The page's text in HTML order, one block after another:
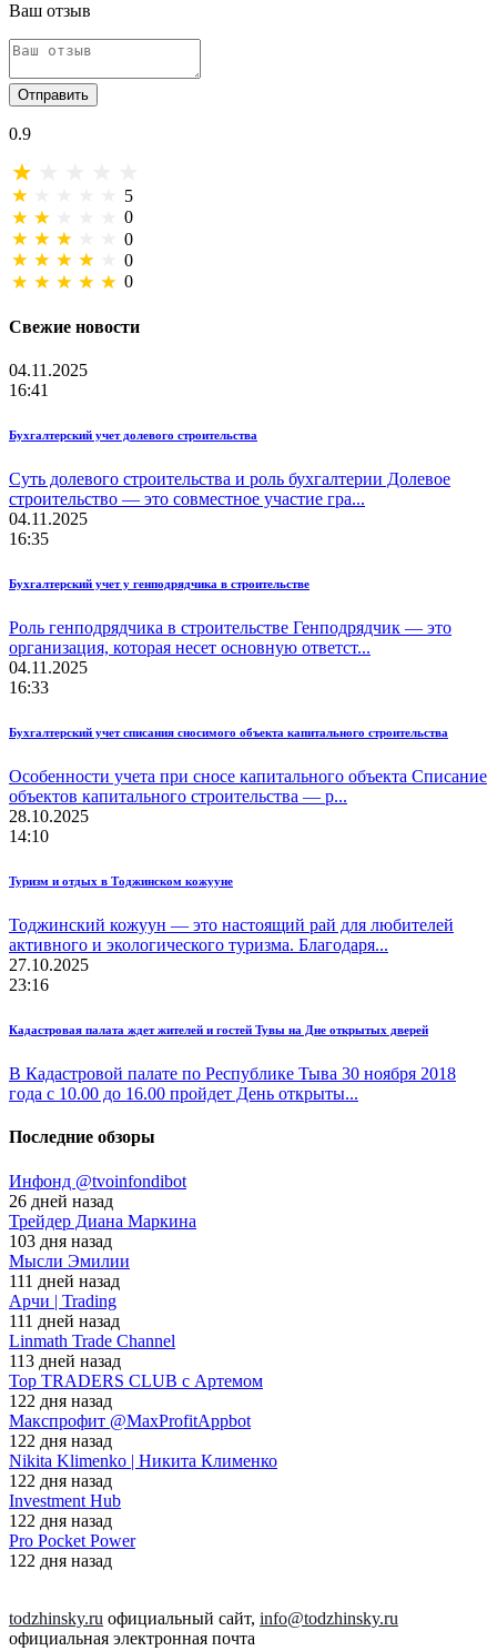
Ваш отзыв
Отправить
0.9
5
0
0
0
0
Свежие новости
04.11.2025
16:41
Бухгалтерский учет долевого строительства
Суть долевого строительства и роль бухгалтерии Долевое
строительство — это совместное участие гра...
04.11.2025
16:35
Бухгалтерский учет у генподрядчика в строительстве
Роль генподрядчика в строительстве Генподрядчик — это
организация, которая несет основную ответст...
04.11.2025
16:33
Бухгалтерский учет списания сносимого объекта капитального строительства
Особенности учета при сносе капитального объекта Списание
объектов капитального строительства — р...
28.10.2025
14:10
Туризм и отдых в Тоджинском кожууне
Тоджинский кожуун — это настоящий рай для любителей
активного и экологического туризма. Благодаря...
27.10.2025
23:16
Кадастровая палата ждет жителей и гостей Тувы на Дне открытых дверей
В Кадастровой палате по Республике Тыва 30 ноября 2018
года с 10.00 до 16.00 пройдет День открыты...
Последние обзоры
Инфонд @tvoinfondibot
26 дней назад
Трейдер Диана Маркина
103 дня назад
Мысли Эмилии
111 дней назад
Арчи | Trading
111 дней назад
Linmath Trade Channel
113 дней назад
Top TRADERS CLUB с Артемом
122 дня назад
Макспрофит @MaxProfitAppbot
122 дня назад
Nikita Klimenko | Никита Клименко
122 дня назад
Investment Hub
122 дня назад
Pro Pocket Power
122 дня назад
todzhinsky.ru официальный сайт, info@todzhinsky.ru
официальная электронная почта